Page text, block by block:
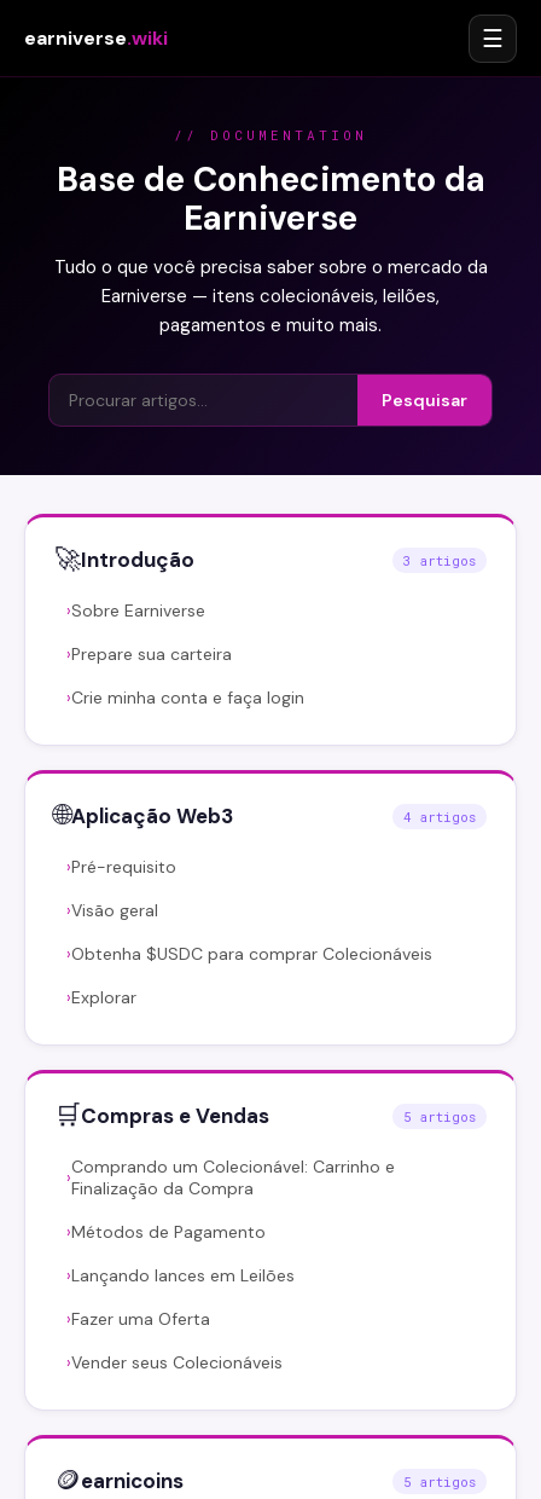
earniverse.wiki ☰
// DOCUMENTATION
Base de Conhecimento da
Earniverse
Tudo o que você precisa saber sobre o mercado da
Earniverse — itens colecionáveis, leilões,
pagamentos e muito mais.
Pesquisar
🚀Introdução 3 artigos
›Sobre Earniverse
›Prepare sua carteira
›Crie minha conta e faça login
🌐Aplicação Web3 4 artigos
›Pré-requisito
›Visão geral
›Obtenha $USDC para comprar Colecionáveis
›Explorar
🛒Compras e Vendas 5 artigos
›Comprando um Colecionável: Carrinho e
Finalização da Compra
›Métodos de Pagamento
›Lançando lances em Leilões
›Fazer uma Oferta
›Vender seus Colecionáveis
🪙earnicoins 5 artigos